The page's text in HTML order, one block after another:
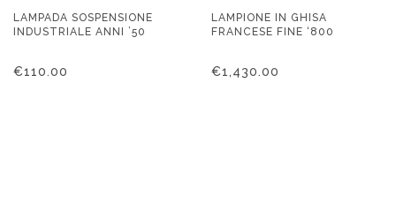
LAMPADA SOSPENSIONE
INDUSTRIALE ANNI ’50
€110.00
LAMPIONE IN GHISA
FRANCESE FINE ‘800
€1,430.00